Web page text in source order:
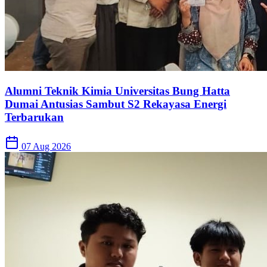
Alumni Teknik Kimia Universitas Bung Hatta
Dumai Antusias Sambut S2 Rekayasa Energi
Terbarukan
07 Aug 2026